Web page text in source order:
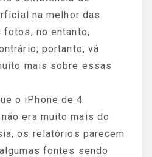
na melhor das
no entanto,
portanto, vá
mais sobre essas
o iPhone de 4
era muito mais do
os relatórios parecem
fontes sendo